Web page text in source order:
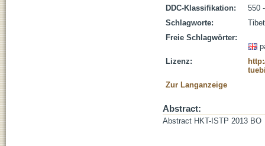
DDC-Klassifikation:
550
Schlagworte:
Freie Schlagwörter:
Lizenz:
Zur Langanzeige
Abstract:
Abstract HKT-ISTP 2013 BO